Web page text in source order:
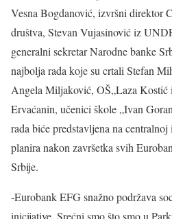
Vesna Bogdanović, izvršni direktor
društva, Stevan Vujasinović iz
generalni sekretar Narodne banke
najbolja rada koje su crtali Stefan
Angela Miljaković, OŠ„Laza
Ervaćanin, učenici škole „Ivan
rada biće predstavljena na
planira nakon završetka svih
Srbije.
-Eurobank EFG snažno podržava
inicijative. Srećni smo što smo u